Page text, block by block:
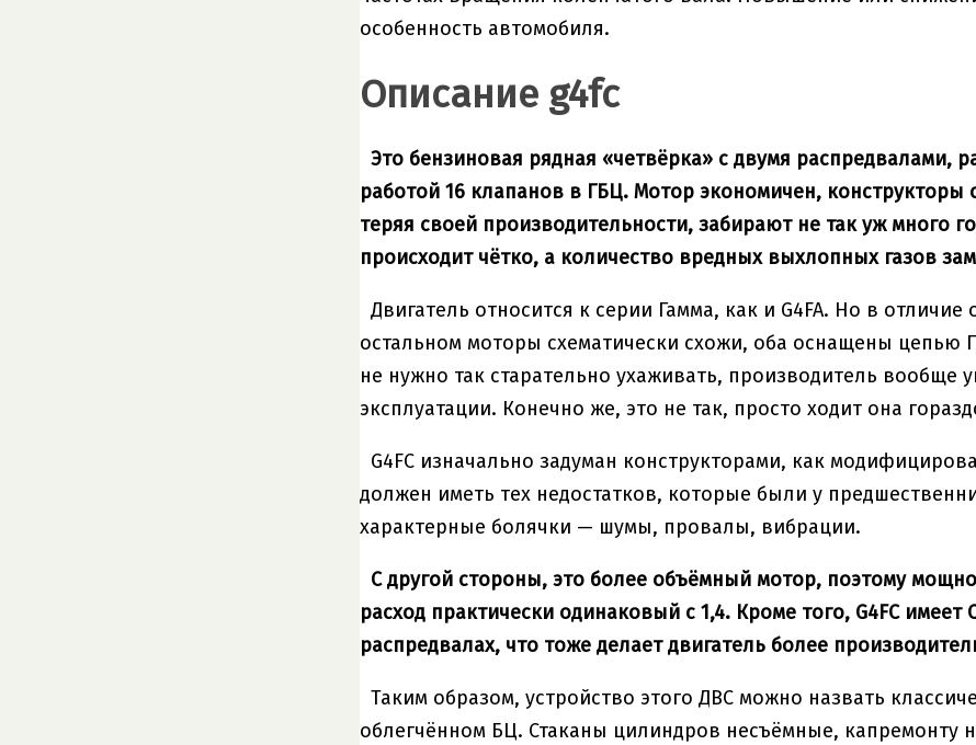
особенность автомобиля.
Описание g4fc
Это бензиновая рядная «четвёрка» с двумя распредвалами,
работой 16 клапанов в ГБЦ. Мотор экономичен,
теряя своей производительности, забирают не так уж много
происходит чётко, а количество вредных выхлопных газов
Двигатель относится к серии Гамма, как и G4FA. Но в
остальном моторы схематически схожи, оба оснащены цепью
не нужно так старательно ухаживать, производитель вообще
эксплуатации. Конечно же, это не так, просто ходит она
G4FC изначально задуман конструкторами, как
должен иметь тех недостатков, которые были у
характерные болячки — шумы, провалы, вибрации.
С другой стороны, это более объёмный мотор, поэтому
расход практически одинаковый с 1,4. Кроме того, G4FC
распредвалах, что тоже делает двигатель более
Таким образом, устройство этого ДВС можно назвать
облегчённом БЦ. Стаканы цилиндров несъёмные, капремонту